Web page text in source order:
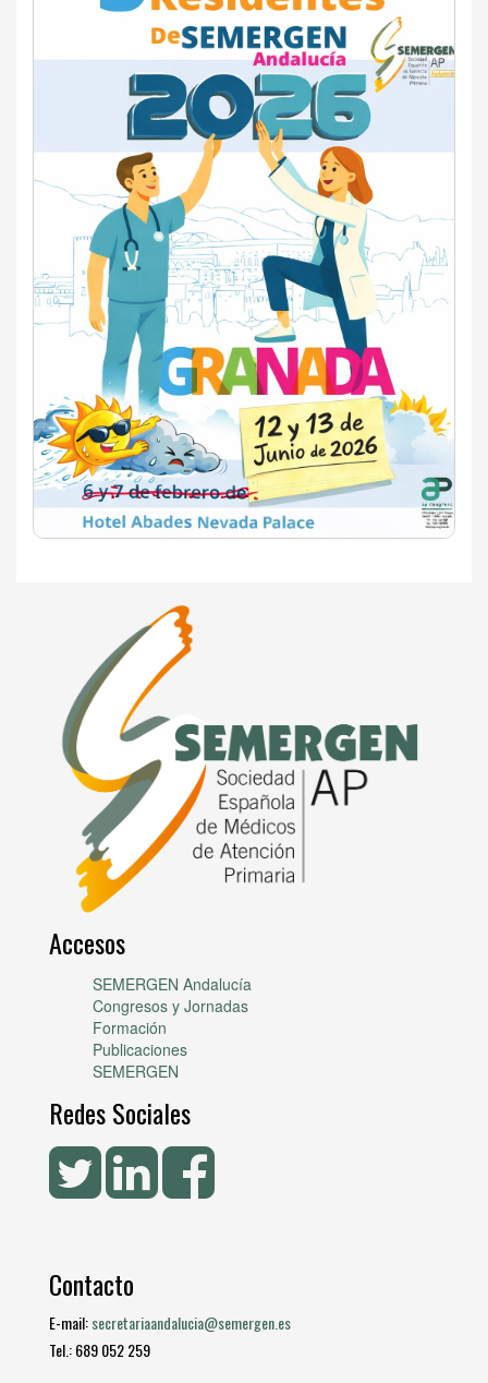
Accesos
SEMERGEN Andalucía
Congresos y Jornadas
Formación
Publicaciones
SEMERGEN
Redes Sociales
Contacto
E-mail:secretariaandalucia@semergen.es
Tel.: 689 052 259